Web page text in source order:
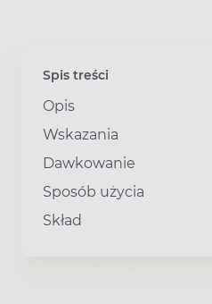
Spis treści
Opis
Wskazania
Dawkowanie
Sposób użycia
Skład